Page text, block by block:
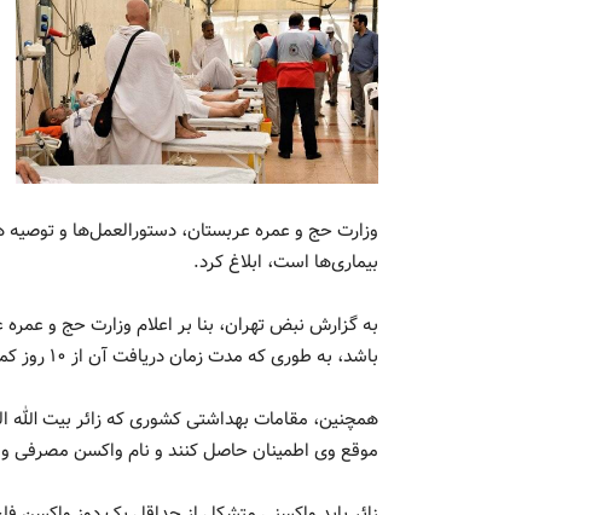
وزارت حج و عمره عربستان، دستورالعمل‌ها و
بیماری‌ها است، ابلاغ کرد.
به گزارش نبض تهران، بنا بر اعلام وزارت حج و عمره
باشد، به طوری که مدت زمان دریافت آن از ۱۰ روز کمتر و از ۵ سال بیشتر نباشد.
همچنین، مقامات بهداشتی کشوری که زائر بیت الله
موقع وی اطمینان حاصل کنند و نام واکسن مصرفی و